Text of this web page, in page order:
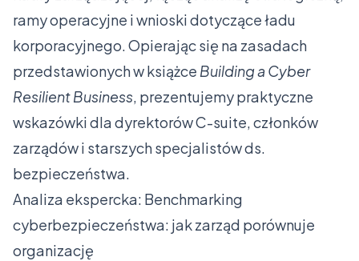
ramy operacyjne i wnioski dotyczące ładu
korporacyjnego. Opierając się na zasadach
przedstawionych w książce Building a Cyber
Resilient Business, prezentujemy praktyczne
wskazówki dla dyrektorów C-suite, członków
zarządów i starszych specjalistów ds.
bezpieczeństwa.
Analiza ekspercka: Benchmarking
cyberbezpieczeństwa: jak zarząd porównuje
organizację